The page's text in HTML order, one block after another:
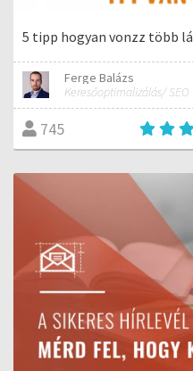
5 tipp hogyan vonzz több
Ferge Balázs
Keresőoptimalizálás/ SEO
745